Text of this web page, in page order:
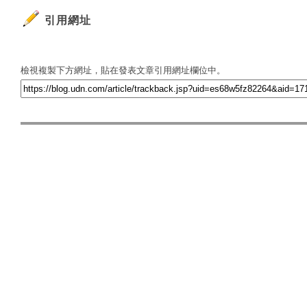
引用網址
檢視複製下方網址，貼在發表文章引用網址欄位中。